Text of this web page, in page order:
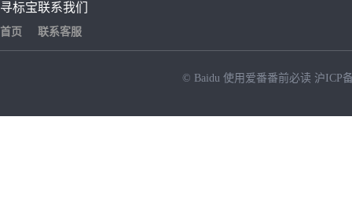
寻标宝
首页
联系我们
联系客服
© Baidu 使用爱番番前必读 沪ICP